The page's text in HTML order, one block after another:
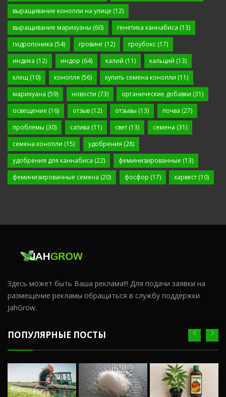
выращивание конопли на улице (12)
выращивание марихуаны (60) генетика каннабиса (13)
гидропоника (54) гровинг(12) гроубокс (17)
индика (12) индор (64) калий (11) кальций (13)
клещ (10) конопля (56) купить семена конопли (11)
марихуана (59) новости (73) органические добавки (31)
освещение (16) отзыв(12) отзывы (13) почва (27)
проблемы (30) сатива (11) свет (13) семена (31)
семена конопли (15) удобрения (28)
удобрения для каннабиса (22) феминизированные (13)
феминизированные семена (20) фосфор (17) харвест (10)
Здесь может быть Ваша реклама!!! Для подачи заявки на
размещение рекламы обращаться в службу поддержки
JahGrow.
ПОПУЛЯРНЫЕ ПОСТЫ